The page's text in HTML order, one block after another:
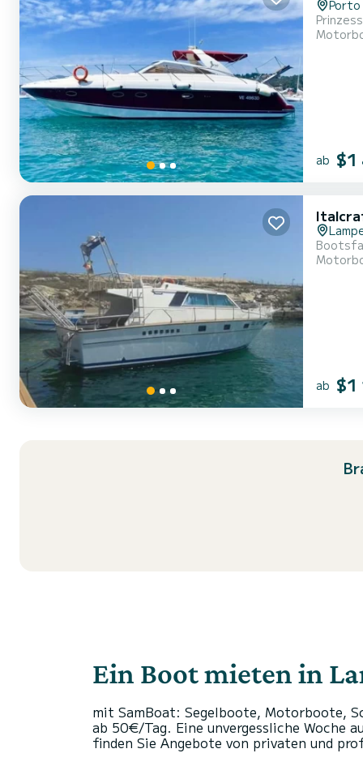
Porto
ab $1
ab $1
Ein Boot mieten in
mit SamBoat: Segelboote, Motorboote,
ab 50€/Tag. Eine unvergessliche Woche
finden Sie Angebote von privaten und